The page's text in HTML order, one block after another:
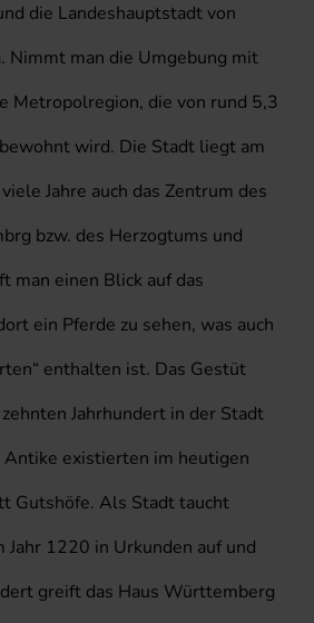
die Landeshauptstadt von
Nimmt man die Umgebung mit
Metropolregion, die von rund 5,3
wird. Die Stadt liegt am
Jahre auch das Zentrum des
bzw. des Herzogtums und
man einen Blick auf das
ein Pferde zu sehen, was auch
enthalten ist. Das Gestüt
Jahrhundert in der Stadt
Antike existierten im heutigen
Gutshöfe. Als Stadt taucht
1220 in Urkunden auf und
greift das Haus Württemberg